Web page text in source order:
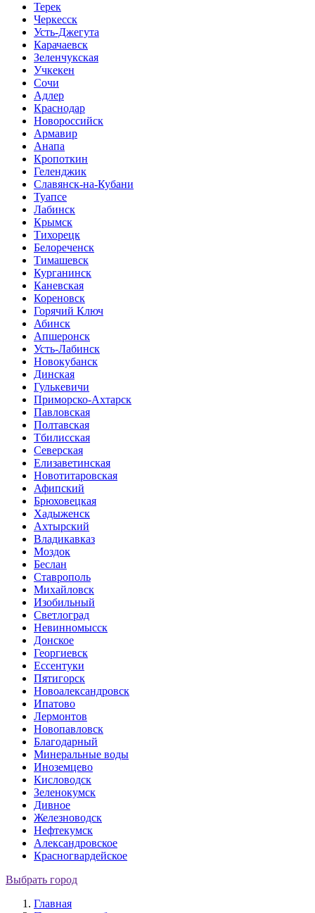
Терек
Черкесск
Усть-Джегута
Карачаевск
Зеленчукская
Учкекен
Сочи
Адлер
Краснодар
Новороссийск
Армавир
Анапа
Кропоткин
Геленджик
Славянск-на-Кубани
Туапсе
Лабинск
Крымск
Тихорецк
Белореченск
Тимашевск
Курганинск
Каневская
Кореновск
Горячий Ключ
Абинск
Апшеронск
Усть-Лабинск
Новокубанск
Динская
Гулькевичи
Приморско-Ахтарск
Павловская
Полтавская
Тбилисская
Северская
Елизаветинская
Новотитаровская
Афипский
Брюховецкая
Хадыженск
Ахтырский
Владикавказ
Моздок
Беслан
Ставрополь
Михайловск
Изобильный
Светлоград
Невинномысск
Донское
Георгиевск
Ессентуки
Пятигорск
Новоалександровск
Ипатово
Лермонтов
Новопавловск
Благодарный
Минеральные воды
Иноземцево
Кисловодск
Зеленокумск
Дивное
Железноводск
Нефтекумск
Александровское
Красногвардейское
Выбрать город
Главная